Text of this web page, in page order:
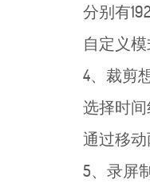
分别有
自定义模
4、裁剪
选择时间
通过移动
5、录屏